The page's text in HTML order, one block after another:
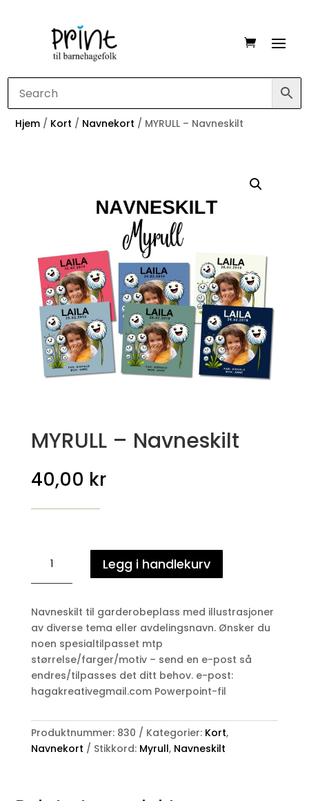
Hjem / Kort / Navnekort / MYRULL – Navneskilt
MYRULL – Navneskilt
40,00 kr
Navneskilt
Legg i handlekurv
Navneskilt til garderobeplass med illustrasjoner
av diverse tema eller avdelingsnavn. Ønsker du
noen spesialtilpasset mtp
størrelse/farger/motiv – send en e-post så
endres/tilpasses det ditt behov. e-post:
hagakreativegmail.com Powerpoint-fil
Produktnummer: 830 Kategorier: Kort,
Navnekort
Stikkord: Myrull, Navneskilt